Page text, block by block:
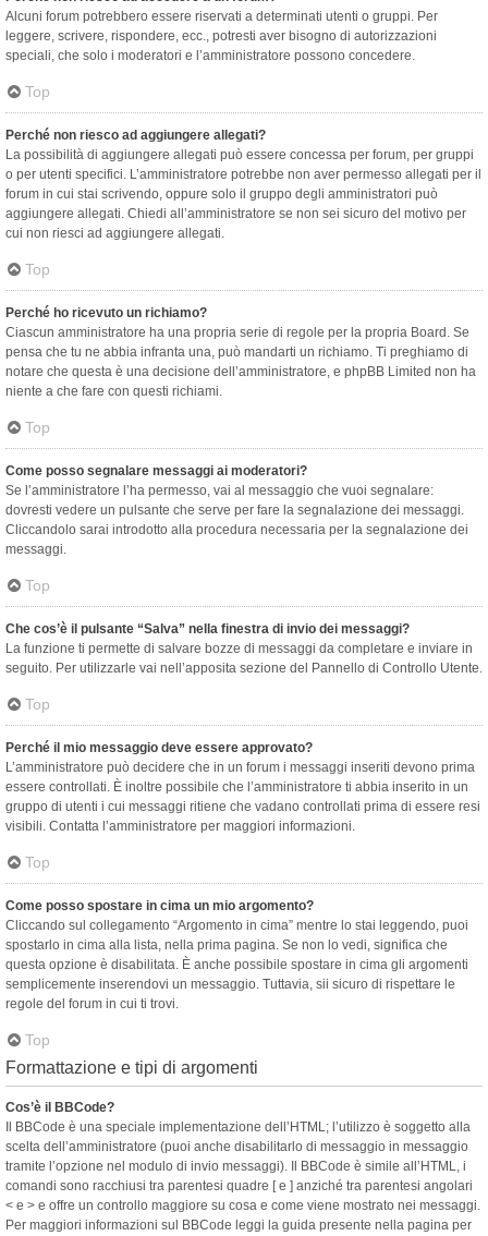
Alcuni forum potrebbero essere riservati a determinati utenti o gruppi. Per
leggere, scrivere, rispondere, ecc., potresti aver bisogno di autorizzazioni
speciali, che solo i moderatori e l’amministratore possono concedere.
Top
Perché non riesco ad aggiungere allegati?
La possibilità di aggiungere allegati può essere concessa per forum, per gruppi
o per utenti specifici. L’amministratore potrebbe non aver permesso allegati per il
forum in cui stai scrivendo, oppure solo il gruppo degli amministratori può
aggiungere allegati. Chiedi all’amministratore se non sei sicuro del motivo per
cui non riesci ad aggiungere allegati.
Top
Perché ho ricevuto un richiamo?
Ciascun amministratore ha una propria serie di regole per la propria Board. Se
pensa che tu ne abbia infranta una, può mandarti un richiamo. Ti preghiamo di
notare che questa è una decisione dell’amministratore, e phpBB Limited non ha
niente a che fare con questi richiami.
Top
Come posso segnalare messaggi ai moderatori?
Se l’amministratore l’ha permesso, vai al messaggio che vuoi segnalare:
dovresti vedere un pulsante che serve per fare la segnalazione dei messaggi.
Cliccandolo sarai introdotto alla procedura necessaria per la segnalazione dei
messaggi.
Top
Che cos’è il pulsante “Salva” nella finestra di invio dei messaggi?
La funzione ti permette di salvare bozze di messaggi da completare e inviare in
seguito. Per utilizzarle vai nell’apposita sezione del Pannello di Controllo Utente.
Top
Perché il mio messaggio deve essere approvato?
L’amministratore può decidere che in un forum i messaggi inseriti devono prima
essere controllati. È inoltre possibile che l’amministratore ti abbia inserito in un
gruppo di utenti i cui messaggi ritiene che vadano controllati prima di essere resi
visibili. Contatta l’amministratore per maggiori informazioni.
Top
Come posso spostare in cima un mio argomento?
Cliccando sul collegamento “Argomento in cima” mentre lo stai leggendo, puoi
spostarlo in cima alla lista, nella prima pagina. Se non lo vedi, significa che
questa opzione è disabilitata. È anche possibile spostare in cima gli argomenti
semplicemente inserendovi un messaggio. Tuttavia, sii sicuro di rispettare le
regole del forum in cui ti trovi.
Top
Formattazione e tipi di argomenti
Cos’è il BBCode?
Il BBCode è una speciale implementazione dell’HTML; l’utilizzo è soggetto alla
scelta dell’amministratore (puoi anche disabilitarlo di messaggio in messaggio
tramite l’opzione nel modulo di invio messaggi). Il BBCode è simile all’HTML, i
comandi sono racchiusi tra parentesi quadre [ e ] anziché tra parentesi angolari
< e > e offre un controllo maggiore su cosa e come viene mostrato nei messaggi.
Per maggiori informazioni sul BBCode leggi la guida presente nella pagina per